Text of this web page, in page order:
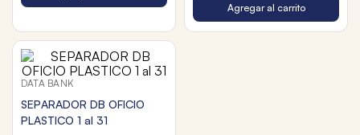
Agregar al carrito
DATA BANK
SEPARADOR DB OFICIO
PLASTICO 1 al 31